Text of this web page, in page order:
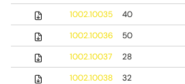
1002.10035
40
1002.10036
50
1002.10037
28
1002.10038
32